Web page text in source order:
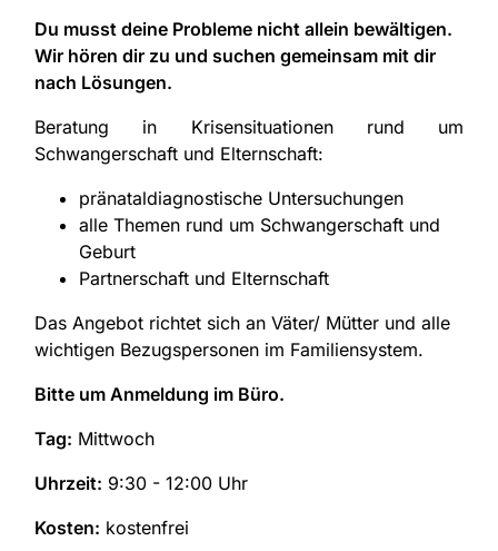
Du musst deine Probleme nicht allein bewältigen.
Wir hören dir zu und suchen gemeinsam mit dir
nach Lösungen.
Beratung in Krisensituationen rund um
Schwangerschaft und Elternschaft:
pränataldiagnostische Untersuchungen
alle Themen rund um Schwangerschaft und
Geburt
Partnerschaft und Elternschaft
Das Angebot richtet sich an Väter/ Mütter und alle
wichtigen Bezugspersonen im Familiensystem.
Bitte um Anmeldung im Büro.
Tag: Mittwoch
Uhrzeit: 9:30 - 12:00 Uhr
Kosten: kostenfrei